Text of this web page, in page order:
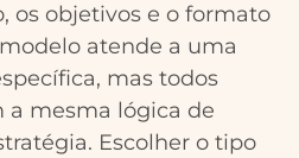
os objetivos e o formato
atende a uma
mas todos
mesma lógica de
Escolher o tipo